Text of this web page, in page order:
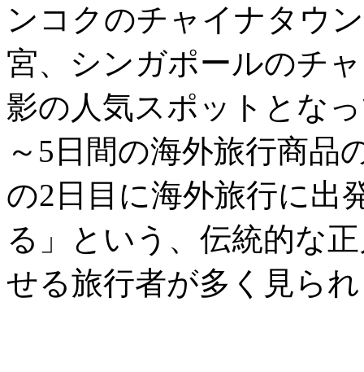
ンコクのチャイナタウ
宮、シンガポールのチ
影の人気スポットとな
～5日間の海外旅行商品
の2日目に海外旅行に出
る」という、伝統的な
せる旅行者が多く見ら